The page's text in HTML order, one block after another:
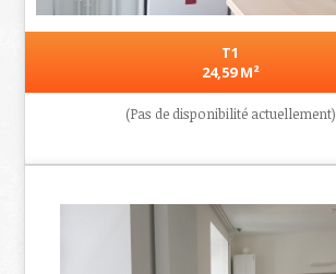
T1
24,59 M²
(Pas de disponibilité actuellement)